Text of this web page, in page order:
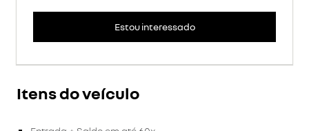
Estou interessado
Itens do veículo